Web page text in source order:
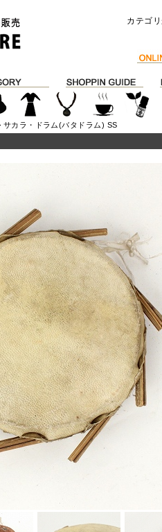
カテゴ
サカラ・ドラム(バタドラム) SS